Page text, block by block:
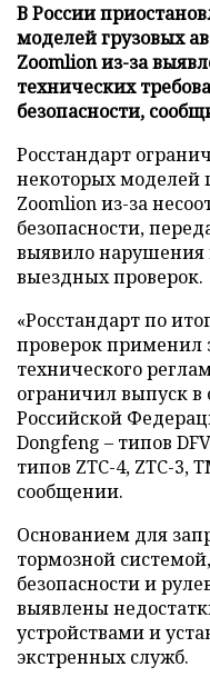
В России
моделей грузовых
Zoomlion из-за
технических
безопасности,
Росстандарт
некоторых моделей
Zoomlion из-за
безопасности,
выявило нарушения
выездных проверок.
«Росстандарт по
проверок применил
технического
ограничил выпуск
Российской
Dongfeng – типов
типов ZTC-4, ZTC-3,
сообщении.
Основанием для
тормозной
безопасности и
выявлены
устройствами и
экстренных служб.